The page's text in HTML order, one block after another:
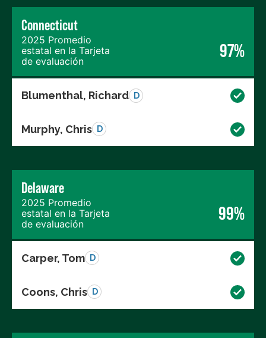
Connecticut
2025 Promedio
estatal en la Tarjeta
de evaluación
97%
Blumenthal, Richard D
Murphy, Chris D
Delaware
2025 Promedio
estatal en la Tarjeta
de evaluación
99%
Carper, Tom D
Coons, Chris D